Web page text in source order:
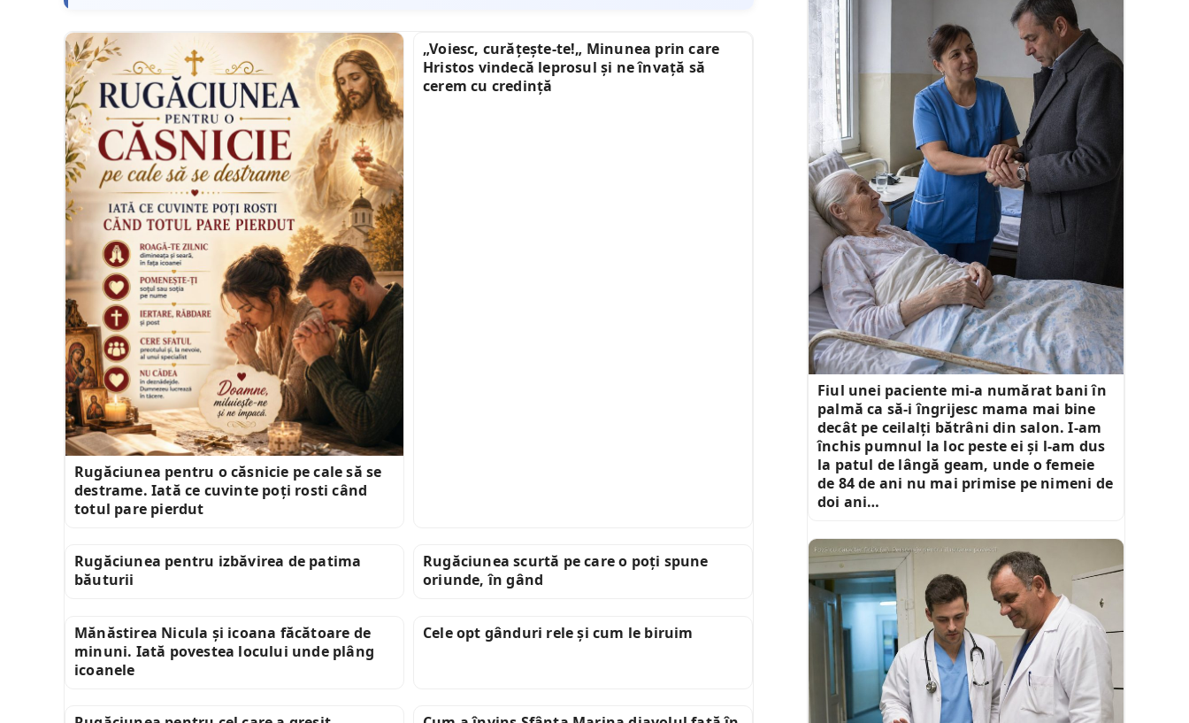
Rugăciunea pentru o căsnicie pe cale să se
destrame. Iată ce cuvinte poți rosti când
totul pare pierdut
„Voiesc, curățește-te!„ Minunea prin care
Hristos vindecă leprosul și ne învață să
cerem cu credință
Rugăciunea pentru izbăvirea de patima
băuturii
Rugăciunea scurtă pe care o poți spune
oriunde, în gând
Mănăstirea Nicula și icoana făcătoare de
minuni. Iată povestea locului unde plâng
icoanele
Cele opt gânduri rele și cum le biruim
Fiul unei paciente mi-a numărat bani în
palmă ca să-i îngrijesc mama mai bine
decât pe ceilalți bătrâni din salon. I-am
închis pumnul la loc peste ei și l-am dus
la patul de lângă geam, unde o femeie
de 84 de ani nu mai primise pe nimeni de
doi ani…